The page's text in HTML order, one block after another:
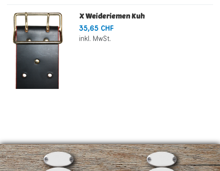
X Weideriemen Kuh
35,65 CHF
inkl. MwSt.